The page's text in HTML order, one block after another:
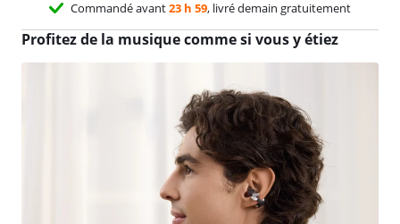
Commandé avant23 h 59, livré demain gratuitement
Profitez de la musique comme si vous y étiez